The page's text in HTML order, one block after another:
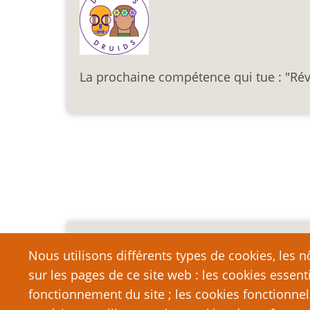
La prochaine compétence qui tue :
Nous utilisons différents types de cookies, les
sur les pages de ce site web : les cookies
fonctionnement du site ; les cookies
Mention légale
Nous vous encourageons à faire un lien vers
qui dépasse la longueur raisonnable d’une
strictement interdite. Si vous reproduisez une